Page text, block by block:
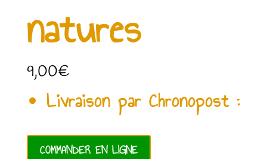
natures
9,00€
Livraison par Chronopost :
COMMANDER EN LIGNE